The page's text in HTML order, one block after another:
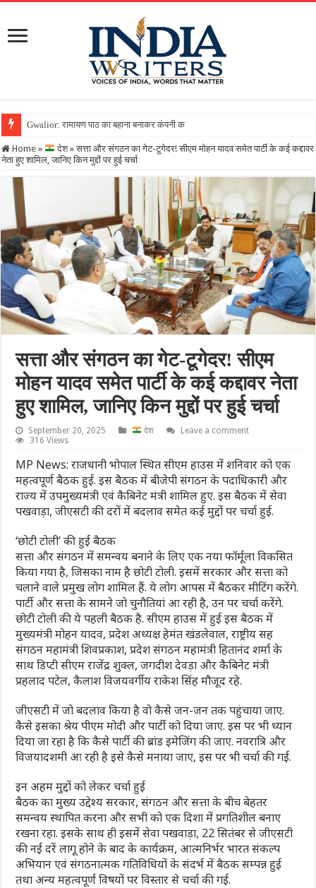
Gwalior: रामायण पाठ का बहाना बनाकर कंपनी को लगाया 25 लाख का चूना, फोन बंद
Home » देश » सत्ता और संगठन का गेट-टूगेदर! सीएम मोहन यादव समेत पार्टी के कई कद्दावर
नेता हुए शामिल, जानिए किन मुद्दों पर हुई चर्चा
सत्ता और संगठन का गेट-टूगेदर! सीएम
मोहन यादव समेत पार्टी के कई कद्दावर नेता
हुए शामिल, जानिए किन मुद्दों पर हुई चर्चा
September 20, 2025 देश
Leave a comment
316 Views
MP News: राजधानी भोपाल स्थित सीएम हाउस में शनिवार को एक
महत्वपूर्ण बैठक हुई. इस बैठक में बीजेपी संगठन के पदाधिकारी और
राज्य में उपमुख्यमंत्री एवं कैबिनेट मंत्री शामिल हुए. इस बैठक में सेवा
पखवाड़ा, जीएसटी की दरों में बदलाव समेत कई मुद्दों पर चर्चा हुई.
‘छोटी टोली’ की हुई बैठक
सत्ता और संगठन में समन्वय बनाने के लिए एक नया फॉर्मूला विकसित
किया गया है, जिसका नाम है छोटी टोली. इसमें सरकार और सत्ता को
चलाने वाले प्रमुख लोग शामिल हैं. ये लोग आपस में बैठकर मीटिंग करेंगे.
पार्टी और सत्ता के सामने जो चुनौतियां आ रही है, उन पर चर्चा करेंगे.
छोटी टोली की ये पहली बैठक है. सीएम हाउस में हुई इस बैठक में
मुख्यमंत्री मोहन यादव, प्रदेश अध्यक्ष हेमंत खंडलेवाल, राष्ट्रीय सह
संगठन महामंत्री शिवप्रकाश, प्रदेश संगठन महामंत्री हितानंद शर्मा के
साथ डिप्टी सीएम राजेंद्र शुक्ल, जगदीश देवड़ा और कैबिनेट मंत्री
प्रहलाद पटेल, कैलाश विजयवर्गीय राकेश सिंह मौजूद रहे.
जीएसटी में जो बदलाव किया है वो कैसे जन-जन तक पहुंचाया जाए.
कैसे इसका श्रेय पीएम मोदी और पार्टी को दिया जाए. इस पर भी ध्यान
दिया जा रहा है कि कैसे पार्टी की ब्रांड इमेजिंग की जाए. नवरात्रि और
विजयादशमी आ रही है इसे कैसे मनाया जाए, इस पर भी चर्चा की गई.
इन अहम मुद्दों को लेकर चर्चा हुई
बैठक का मुख्य उद्देश्य सरकार, संगठन और सत्ता के बीच बेहतर
समन्वय स्थापित करना और सभी को एक दिशा में प्रगतिशील बनाए
रखना रहा. इसके साथ ही इसमें सेवा पखवाड़ा, 22 सितंबर से जीएसटी
की नई दरें लागू होने के बाद के कार्यक्रम, आत्मनिर्भर भारत संकल्प
अभियान एवं संगठनात्मक गतिविधियों के संदर्भ में बैठक सम्पन्न हुई
तथा अन्य महत्वपूर्ण विषयों पर विस्तार से चर्चा की गई.